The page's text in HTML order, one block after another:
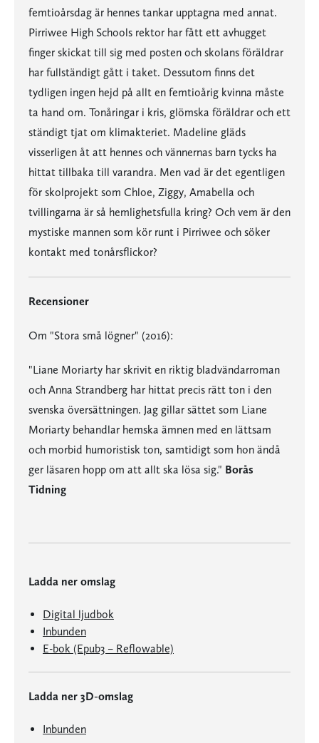
femtioårsdag är hennes tankar upptagna med annat.
Pirriwee High Schools rektor har fått ett avhugget
finger skickat till sig med posten och skolans föräldrar
har fullständigt gått i taket. Dessutom finns det
tydligen ingen hejd på allt en femtioårig kvinna måste
ta hand om. Tonåringar i kris, glömska föräldrar och ett
ständigt tjat om klimakteriet. Madeline gläds
visserligen åt att hennes och vännernas barn tycks ha
hittat tillbaka till varandra. Men vad är det egentligen
för skolprojekt som Chloe, Ziggy, Amabella och
tvillingarna är så hemlighetsfulla kring? Och vem är den
mystiske mannen som kör runt i Pirriwee och söker
kontakt med tonårsflickor?
Recensioner
Om "Stora små lögner" (2016):
"Liane Moriarty har skrivit en riktig bladvändarroman
och Anna Strandberg har hittat precis rätt ton i den
svenska översättningen. Jag gillar sättet som Liane
Moriarty behandlar hemska ämnen med en lättsam
och morbid humoristisk ton, samtidigt som hon ändå
ger läsaren hopp om att allt ska lösa sig." Borås
Tidning
Ladda ner omslag
Digital ljudbok
Inbunden
E-bok (Epub3 – Reflowable)
Ladda ner 3D-omslag
Inbunden